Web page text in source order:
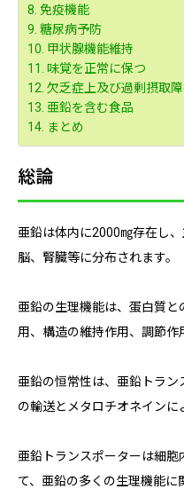
免疫機能
糖尿病予防
甲状腺機能維持
味覚を正常に保つ
欠乏症上及び過剰摂取
亜鉛を含む食品
まとめ
総論
亜鉛は体内に2000㎎存在し
脳、腎臓等に分布されます。
亜鉛の生理機能は、蛋白質
用、構造の維持作用、調節作
亜鉛の恒常性は、亜鉛トラ
の輸送とメタロチオネインに
亜鉛トランスポーターは細
て、亜鉛の多くの生理機能に